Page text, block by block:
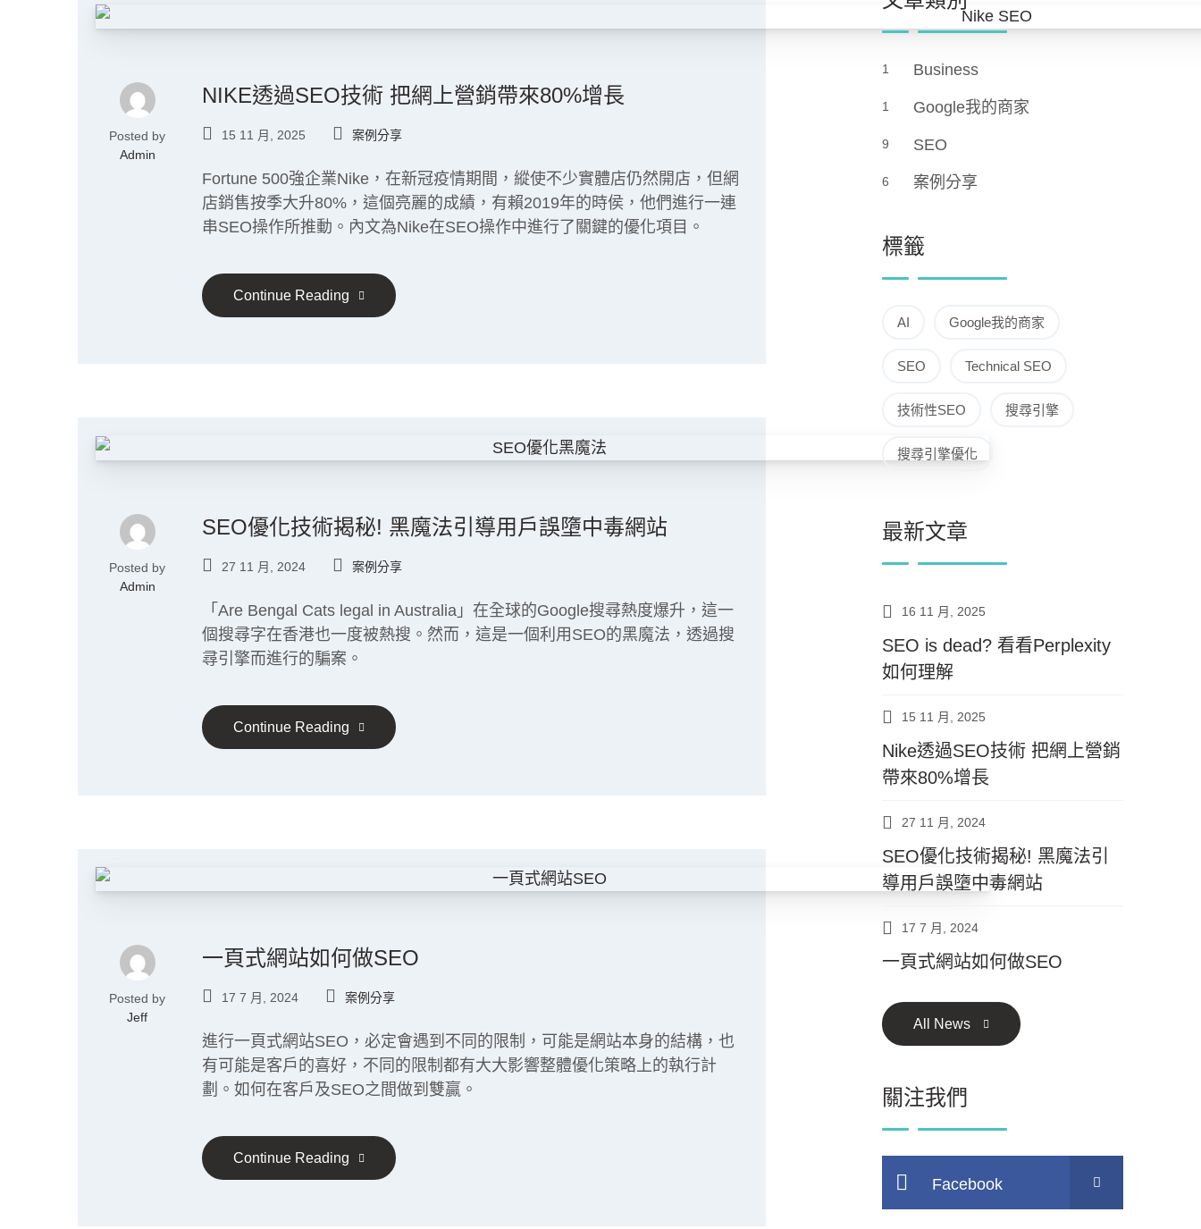
Posted by
Admin
NIKE透過SEO技術 把網上營銷帶來80%增長
15 11 月, 2025 案例分享
Fortune 500強企業Nike，在新冠疫情期間，縱使不少實體店仍然開店，但網
店銷售按季大升80%，這個亮麗的成績，有賴2019年的時侯，他們進行一連
串SEO操作所推動。內文為Nike在SEO操作中進行了關鍵的優化項目。
Continue Reading
Posted by
Admin
SEO優化技術揭秘! 黑魔法引導用戶誤墮中毒網站
27 11 月, 2024 案例分享
「Are Bengal Cats legal in Australia」在全球的Google搜尋熱度爆升，這一
個搜尋字在香港也一度被熱搜。然而，這是一個利用SEO的黑魔法，透過搜
尋引擎而進行的騙案。
Continue Reading
Posted by
Jeff
一頁式網站如何做SEO
17 7 月, 2024 案例分享
進行一頁式網站SEO，必定會遇到不同的限制，可能是網站本身的結構，也
有可能是客戶的喜好，不同的限制都有大大影響整體優化策略上的執行計
劃。如何在客戶及SEO之間做到雙贏。
Continue Reading
1 Business
1 Google我的商家
9 SEO
6 案例分享
標籤
AI Google我的商家
SEO Technical SEO
技術性SEO 搜尋引擎
搜尋引擎優化
最新文章
16 11 月, 2025
SEO is dead? 看看Perplexity
如何理解
15 11 月, 2025
Nike透過SEO技術 把網上營銷
帶來80%增長
27 11 月, 2024
SEO優化技術揭秘! 黑魔法引
導用戶誤墮中毒網站
17 7 月, 2024
一頁式網站如何做SEO
All News
關注我們
Facebook